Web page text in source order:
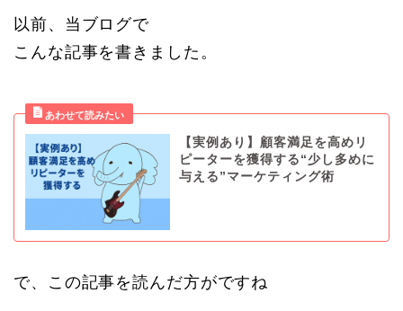
以前、当ブログで
こんな記事を書きました。
【実例あり】顧客満足を高めリ
ピーターを獲得する“少し多めに
与える”マーケティング術
で、この記事を読んだ方がですね